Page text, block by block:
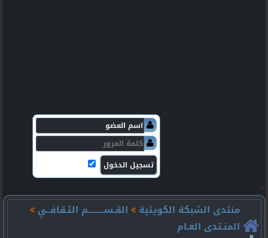
منتدى الشبكة الكويتية
القـســـــــــم الثـقافــي
المنـتدى العـام